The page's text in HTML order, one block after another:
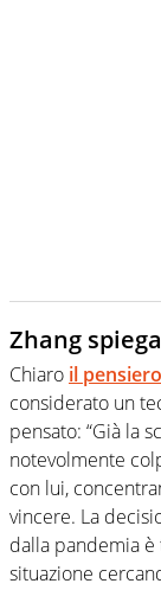
Zhang
Chiaro il
considerato un
pensato: “Già la
notevolmente
con lui,
vincere. La
dalla pandemia
situazione